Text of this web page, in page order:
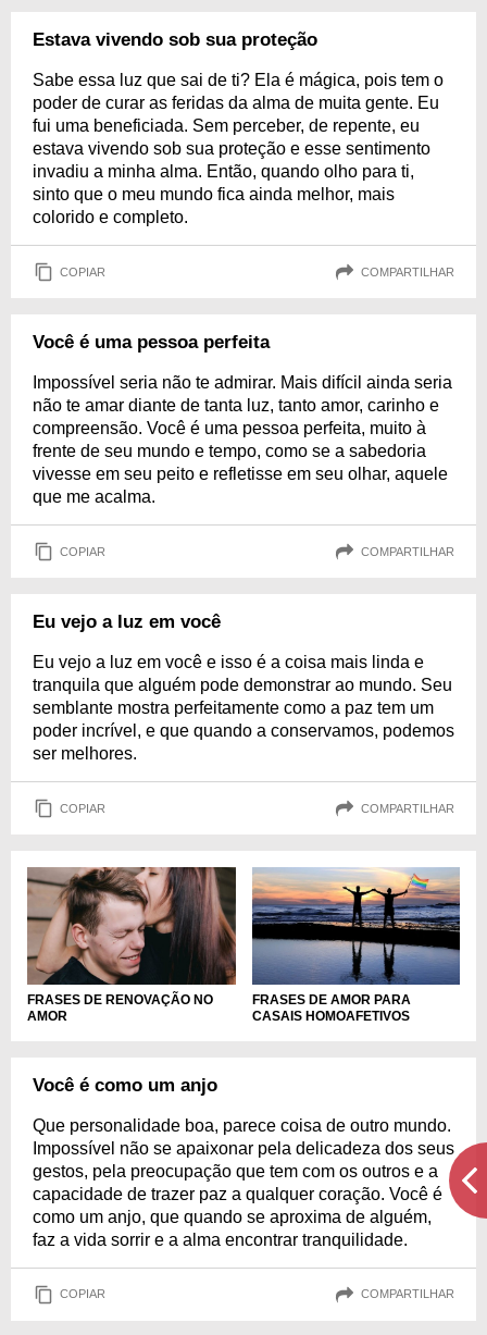
Estava vivendo sob sua proteção
Sabe essa luz que sai de ti? Ela é mágica, pois tem o
poder de curar as feridas da alma de muita gente. Eu
fui uma beneficiada. Sem perceber, de repente, eu
estava vivendo sob sua proteção e esse sentimento
invadiu a minha alma. Então, quando olho para ti,
sinto que o meu mundo fica ainda melhor, mais
colorido e completo.
COPIAR COMPARTILHAR
Você é uma pessoa perfeita
Impossível seria não te admirar. Mais difícil ainda seria
não te amar diante de tanta luz, tanto amor, carinho e
compreensão. Você é uma pessoa perfeita, muito à
frente de seu mundo e tempo, como se a sabedoria
vivesse em seu peito e refletisse em seu olhar, aquele
que me acalma.
COPIAR COMPARTILHAR
Eu vejo a luz em você
Eu vejo a luz em você e isso é a coisa mais linda e
tranquila que alguém pode demonstrar ao mundo. Seu
semblante mostra perfeitamente como a paz tem um
poder incrível, e que quando a conservamos, podemos
ser melhores.
COPIAR COMPARTILHAR
FRASES DE RENOVAÇÃO NO
AMOR
FRASES DE AMOR PARA
CASAIS HOMOAFETIVOS
Você é como um anjo
Que personalidade boa, parece coisa de outro mundo.
Impossível não se apaixonar pela delicadeza dos seus
gestos, pela preocupação que tem com os outros e a
capacidade de trazer paz a qualquer coração. Você é
como um anjo, que quando se aproxima de alguém,
faz a vida sorrir e a alma encontrar tranquilidade.
COPIAR COMPARTILHAR